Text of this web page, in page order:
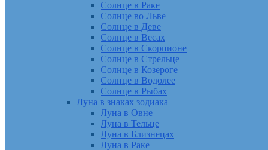
Солнце в Раке
Солнце во Льве
Солнце в Деве
Солнце в Весах
Солнце в Скорпионе
Солнце в Стрельце
Солнце в Козероге
Солнце в Водолее
Солнце в Рыбах
Луна в знаках зодиака
Луна в Овне
Луна в Тельце
Луна в Близнецах
Луна в Раке